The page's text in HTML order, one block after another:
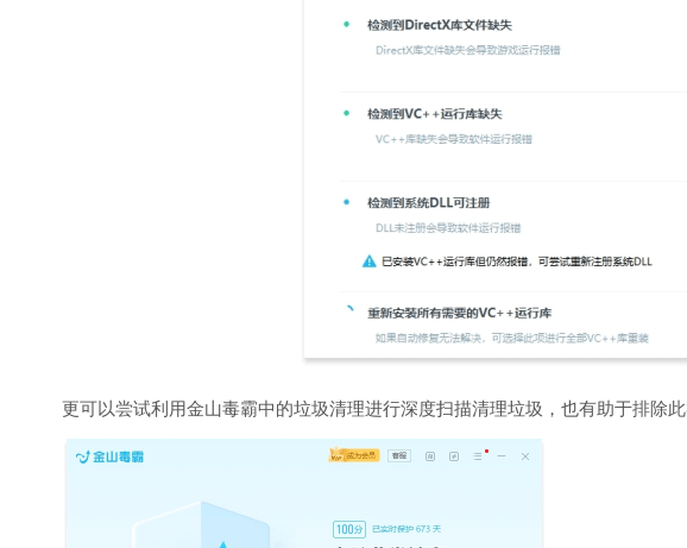
更可以尝试利用金山毒霸中的垃圾清理进行深度扫描清理垃圾，也有助于排除此